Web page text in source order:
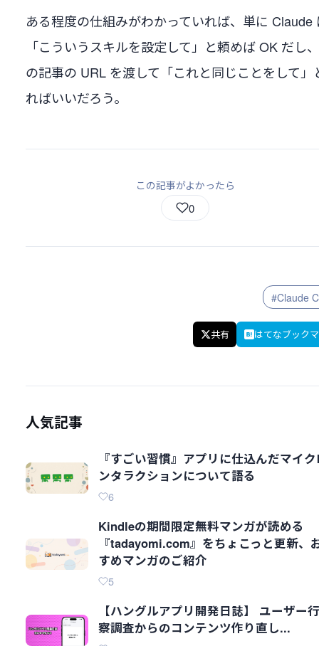
ある程度の仕組みがわかっていれば、単に Claude
「こういうスキルを設定して」と頼めば OK だし
の記事の URL を渡して「これと同じことをして」
ればいいだろう。
この記事がよかったら
0
#Claude
共有 はてなブック
人気記事
『すごい習慣』アプリに仕込んだマイ
ンタラクションについて語る
6
Kindleの期間限定無料マンガが読める
『tadayomi.com』をちょこっと更新、
すめマンガのご紹介
5
【ハングルアプリ開発日誌】 ユーザー
察調査からのコンテンツ作り直し...